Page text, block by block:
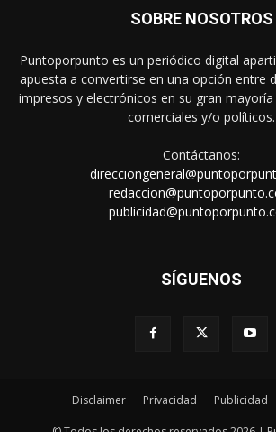
SOBRE NOSOTROS
Puntoporpunto es un periódico digital
apuesta a convertirse en una opción entre
impresos y electrónicos en su gran
comerciales y/o políticos.
Contáctanos:
SÍGUENOS
Disclaimer Privacidad Publicidad